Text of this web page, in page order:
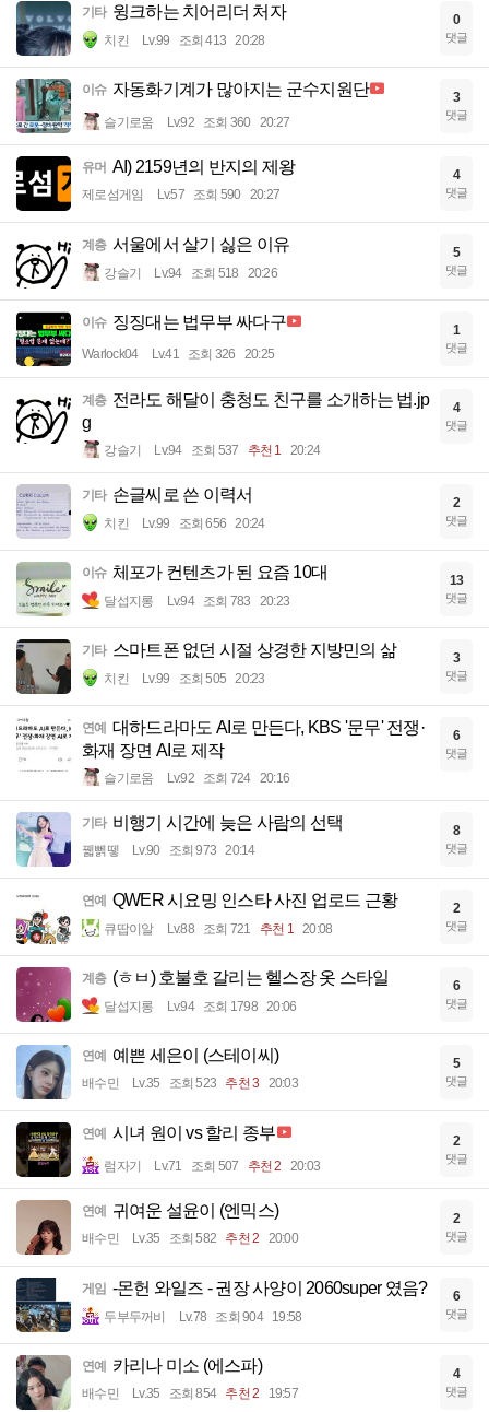
기타 윙크하는 치어리더 처자
치킨 Lv.99 조회 413 20:28
0
댓글
이슈 자동화기계가 많아지는 군수지원단
슬기로움 Lv.92 조회 360 20:27
3
댓글
유머 AI) 2159년의 반지의 제왕
제로섬게임 Lv.57 조회 590 20:27
4
댓글
계층 서울에서 살기 싫은 이유
강슬기 Lv.94 조회 518 20:26
5
댓글
이슈 징징대는 법무부 싸다구
Warlock04 Lv.41 조회 326 20:25
1
댓글
계층 전라도 해달이 충청도 친구를 소개하는 법.jp
g
강슬기 Lv.94 조회 537 추천 1 20:24
4
댓글
기타 손글씨로 쓴 이력서
치킨 Lv.99 조회 656 20:24
2
댓글
이슈 체포가 컨텐츠가 된 요즘 10대
달섭지롱 Lv.94 조회 783 20:23
13
댓글
기타 스마트폰 없던 시절 상경한 지방민의 삶
치킨 Lv.99 조회 505 20:23
3
댓글
연예 대하드라마도 AI로 만든다, KBS '문무' 전쟁·
화재 장면 AI로 제작
슬기로움 Lv.92 조회 724 20:16
6
댓글
기타 비행기 시간에 늦은 사람의 선택
꿻뻵뗗 Lv.90 조회 973 20:14
8
댓글
연예 QWER 시요밍 인스타 사진 업로드 근황
큐땁이알 Lv.88 조회 721 추천 1 20:08
2
댓글
계층 (ㅎㅂ) 호불호 갈리는 헬스장 옷 스타일
달섭지롱 Lv.94 조회 1798 20:06
6
댓글
연예 예쁜 세은이 (스테이씨)
배수민 Lv.35 조회 523 추천 3 20:03
5
댓글
연예 시녀 원이 vs 할리 종부
럼자기 Lv.71 조회 507 추천 2 20:03
2
댓글
연예 귀여운 설윤이 (엔믹스)
배수민 Lv.35 조회 582 추천 2 20:00
2
댓글
게임 -몬헌 와일즈 - 권장 사양이 2060super 였음?
두부두꺼비 Lv.78 조회 904 19:58
6
댓글
연예 카리나 미소 (에스파)
배수민 Lv.35 조회 854 추천 2 19:57
4
댓글